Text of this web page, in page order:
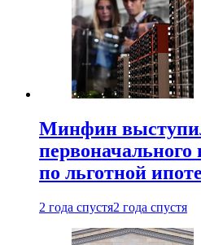
Минфин
первоначального
по льготной
2 года спустя2 года спустя